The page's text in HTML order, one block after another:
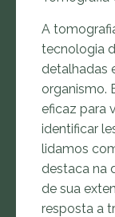
A
tecnologia
detalhadas
organismo.
eficaz para
identificar
lidamos
destaca na
de sua
resposta a